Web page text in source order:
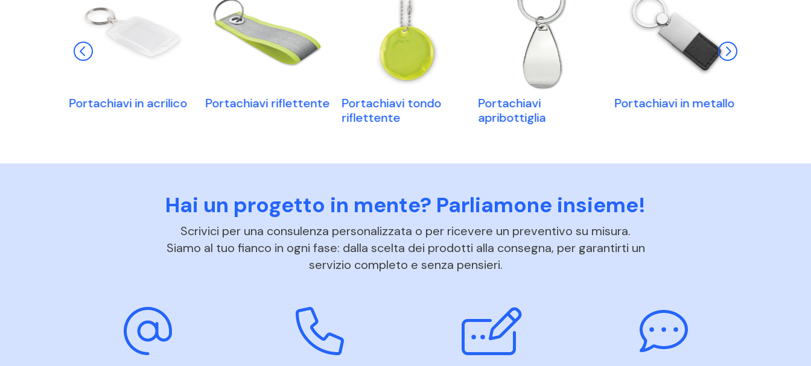
Portachiavi in acrilico Portachiavi riflettente
Portachiavi tondo
riflettente
Portachiavi
apribottiglia
Portachiavi in metallo
Hai un progetto in mente? Parliamone insieme!
Scrivici per una consulenza personalizzata o per ricevere un preventivo su misura.
Siamo al tuo fianco in ogni fase: dalla scelta dei prodotti alla consegna, per garantirti un
servizio completo e senza pensieri.